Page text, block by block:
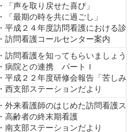
・「声を取り戻せた喜び」
・「最期の時を共に過ごし」
・平成２４年度訪問看護における診
・訪問看護コールセンター案内
・訪問看護を知ってもらいましょう
・病院との連携 パートＩ
・平成２２年度研修会報告「苦しみ
・西支部ステーションだより
・外来看護師のはじめた訪問看護ス
・高齢者の終末期看護
・南支部ステーションだより